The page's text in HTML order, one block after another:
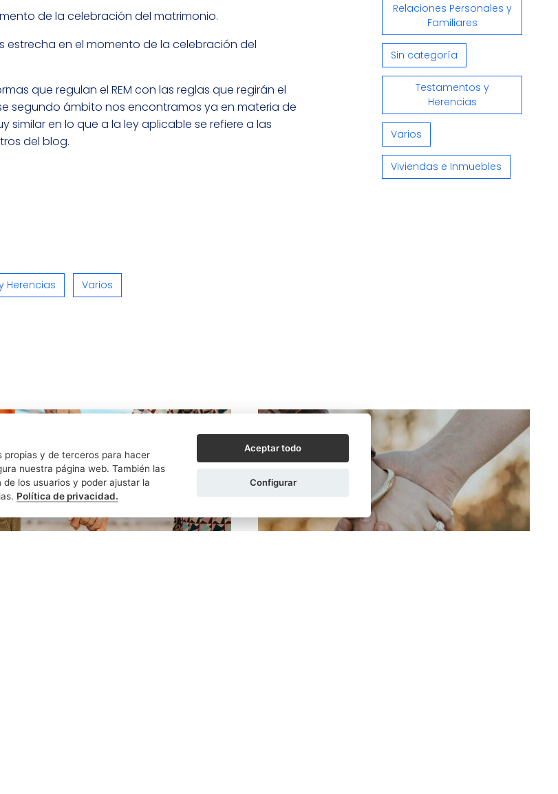
de la celebración del matrimonio.
estrecha en el momento de la celebración del
que regulan el REM con las reglas que regirán el
segundo ámbito nos encontramos ya en materia de
en lo que a la ley aplicable se refiere a las
del blog.
Herencias Varios
Relaciones Personales y
Familiares
Sin categoría
Testamentos y
Herencias
Varios
Viviendas e Inmuebles
propias y de terceros para hacer
nuestra página web. También las
los usuarios y poder ajustar la
Política de privacidad.
Aceptar todo
Configurar